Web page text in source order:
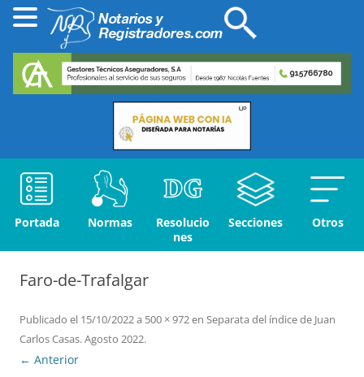
Portada Normas
Resolucio
nes
Secciones Otros
Faro-de-Trafalgar
Publicado el 15/10/2022a 500 × 972en Separata del índice de Juan
Carlos Casas. Agosto 2022.
← Anterior